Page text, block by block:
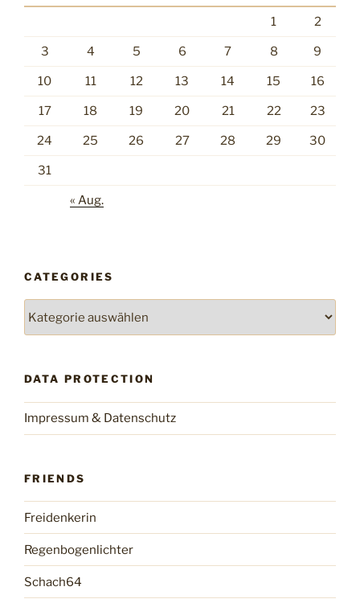
1 2
3 4 5 6 7 8 9
10 11 12 13 14 15 16
17 18 19 20 21 22 23
24 25 26 27 28 29 30
31
« Aug.
CATEGORIES
DATA PROTECTION
Impressum & Datenschutz
FRIENDS
Freidenkerin
Regenbogenlichter
Schach64